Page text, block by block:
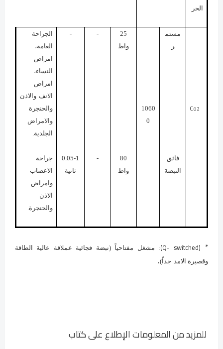
الحر
Co2
مستم
ر
1060
0
25
واط
-
-
الجراحة
العامة،
امراض
النساء،
امراض
الانف والاذن
والحنجرة
والامراض
الجلدية.
فائق
النبضة
80
واط
-
0.05-1
ثانية
جراحة
الاعصاب
وامراض
الاذن
والحنجرة.
*
(Q- switched): مشغل مفتاحياً (نبضة فجائية عملاقة عالية الطاقة
وقصيرة الامد جداً).
للمزيد من المعلومات الإطلاع على كتاب